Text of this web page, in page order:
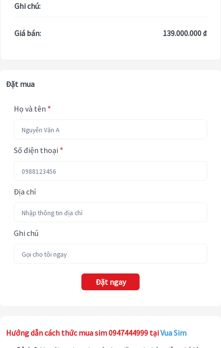
Ghi chú:
Giá bán: 139.000.000 ₫
Đặt mua
Họ và tên *
Số điện thoại *
Địa chỉ
Ghi chú
Đặt ngay
Hướng dẫn cách thức mua sim 0947444999 tạiVua Sim